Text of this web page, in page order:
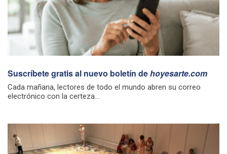
Suscríbete gratis al nuevo boletín dehoyesarte.com
Cada mañana, lectores de todo el mundo abren su correo
electrónico con la certeza...